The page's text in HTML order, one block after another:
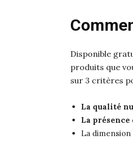
Disponible
produits que
sur 3 critères
La qualité
La présence
La dimension